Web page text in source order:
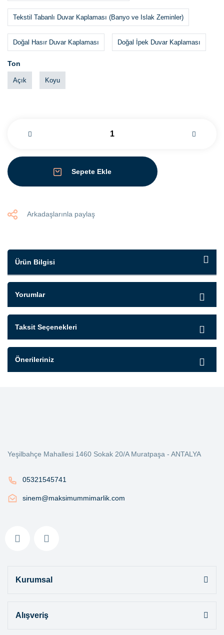
Tekstil Tabanlı Duvar Kaplaması (Banyo ve Islak Zeminler)
Doğal Hasır Duvar Kaplaması Doğal İpek Duvar Kaplaması
Ton
Açık Koyu
Sepete Ekle
Arkadaşlarınla paylaş
Ürün Bilgisi
Yorumlar
Taksit Seçenekleri
Önerileriniz
Yeşilbahçe Mahallesi 1460 Sokak 20/A Muratpaşa - ANTALYA
05321545741
sinem@maksimummimarlik.com
Kurumsal
Alışveriş